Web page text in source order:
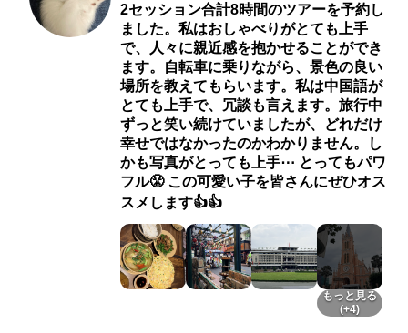
2セッション合計8時間のツアーを予約し
ました。私はおしゃべりがとても上手
で、人々に親近感を抱かせることができ
ます。自転車に乗りながら、景色の良い
場所を教えてもらいます。私は中国語が
とても上手で、冗談も言えます。旅行中
ずっと笑い続けていましたが、どれだけ
幸せではなかったのかわかりません。し
かも写真がとっても上手⋯ とってもパワ
フル😤 この可愛い子を皆さんにぜひオス
スメします👍👍
もっと見る
(+4)